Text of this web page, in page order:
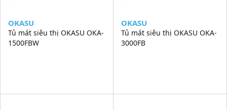
OKASU
Tủ mát siêu thị OKASU OKA-
1500FBW
OKASU
Tủ mát siêu thị OKASU OKA-
3000FB